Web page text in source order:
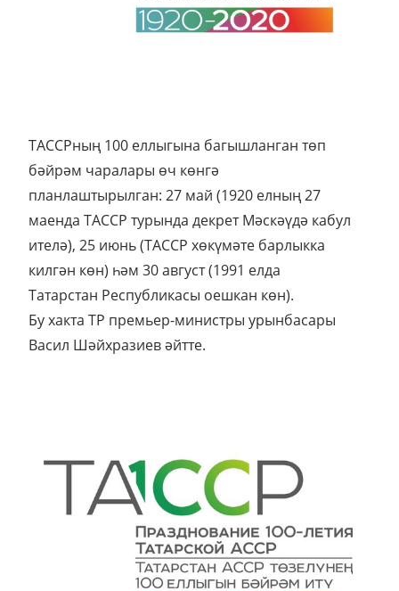
ТАССРның 100 еллыгына багышланган төп
бәйрәм чаралары өч көнгә
планлаштырылган: 27 май (1920 елның 27
маенда ТАССР турында декрет Мәскәүдә кабул
ителә), 25 июнь (ТАССР хөкүмәте барлыкка
килгән көн) һәм 30 август (1991 елда
Татарстан Республикасы оешкан көн).
Бу хакта ТР премьер-министры урынбасары
Васил Шәйхразиев әйтте.